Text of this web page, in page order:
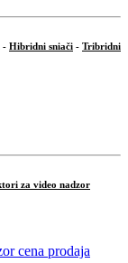
- Hibridni sniači - Tribridni
za video nadzor